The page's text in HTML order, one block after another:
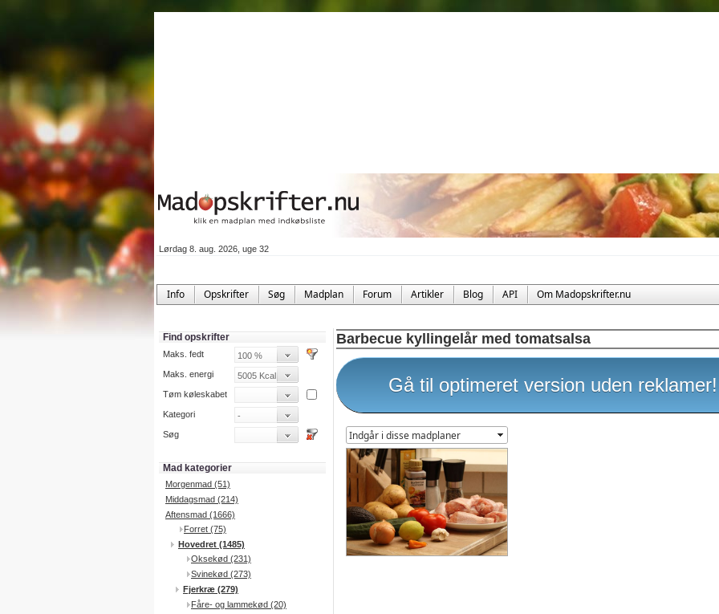
Lørdag 8. aug. 2026, uge 32
Info Opskrifter Søg Madplan Forum Artikler Blog API Om Madopskrifter.nu
Find opskrifter
Maks. fedt
Maks. energi
Tøm køleskabet
Kategori
Søg
Mad kategorier
Morgenmad (51)
Middagsmad (214)
Aftensmad (1666)
Forret (75)
Hovedret (1485)
Oksekød (231)
Svinekød (273)
Fjerkræ (279)
Fåre- og lammekød (20)
Barbecue kyllingelår med tomatsalsa
Gå til optimeret version uden reklamer!